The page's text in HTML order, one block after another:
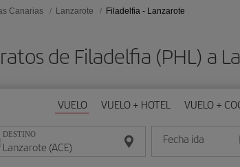
Canarias Lanzarote Filadelfia - Lanzarote
de Filadelfia (PHL) a
VUELO VUELO + HOTEL VUELO +
DESTINO Fecha ida
Introduce la fecha en